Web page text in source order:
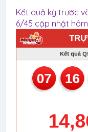
Kết quả kỳ trước
6/45 cập nhật